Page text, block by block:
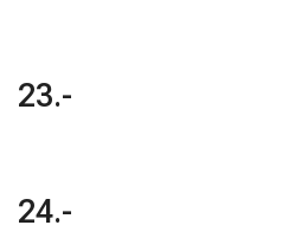
23.-
24.-